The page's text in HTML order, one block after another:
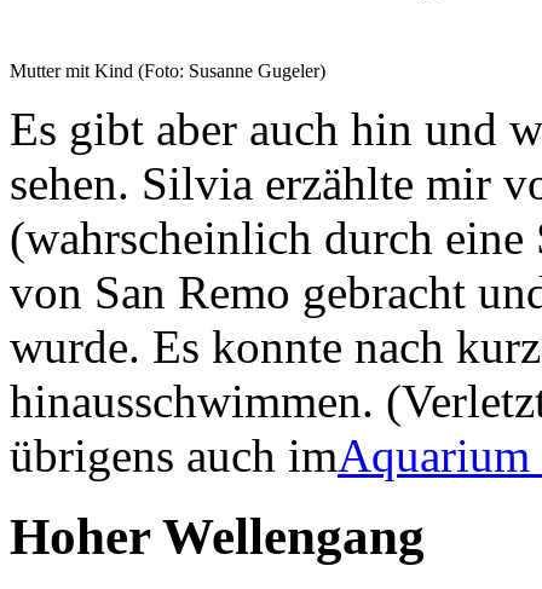
Mutter mit Kind (Foto: Susanne Gugeler)
Es gibt aber auch hin und
sehen. Silvia erzählte mir
(wahrscheinlich durch
von San Remo gebracht
wurde. Es konnte nach
hinausschwimmen.
übrigens auch imAquarium
Hoher Wellengang